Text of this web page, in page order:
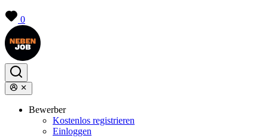
0
Bewerber
Kostenlos registrieren
Einloggen